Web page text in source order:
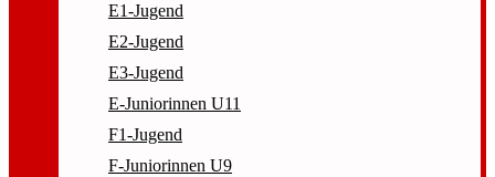
E1-Jugend
E2-Jugend
E3-Jugend
E-Juniorinnen U11
F1-Jugend
F-Juniorinnen U9